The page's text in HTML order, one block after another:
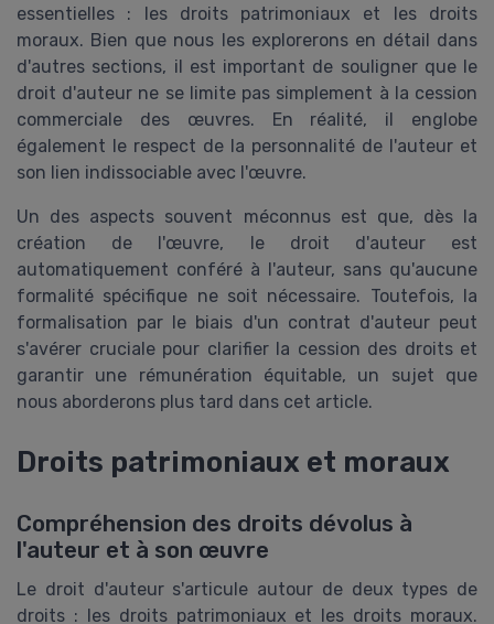
essentielles : les droits patrimoniaux et les droits
moraux. Bien que nous les explorerons en détail dans
d'autres sections, il est important de souligner que le
droit d'auteur ne se limite pas simplement à la cession
commerciale des œuvres. En réalité, il englobe
également le respect de la personnalité de l'auteur et
son lien indissociable avec l'œuvre.
Un des aspects souvent méconnus est que, dès la
création de l'œuvre, le droit d'auteur est
automatiquement conféré à l'auteur, sans qu'aucune
formalité spécifique ne soit nécessaire. Toutefois, la
formalisation par le biais d'un contrat d'auteur peut
s'avérer cruciale pour clarifier la cession des droits et
garantir une rémunération équitable, un sujet que
nous aborderons plus tard dans cet article.
Droits patrimoniaux et moraux
Compréhension des droits dévolus à
l'auteur et à son œuvre
Le droit d'auteur s'articule autour de deux types de
droits : les droits patrimoniaux et les droits moraux.